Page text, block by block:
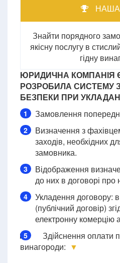
Знайти порядного
якісну послугу в
гідну
ЮРИДИЧНА КОМПАНІЯ
РОЗРОБИЛА СИСТЕМУ
БЕЗПЕКИ ПРИ
1 Замовлення
2
Визначення з
заходів, необхідних
замовника.
3
Відображення
до них в договорі про
4
Укладення договору:
(публічний договір)
електронну комерцію
5Здійснення оплати
винагороди: ▼